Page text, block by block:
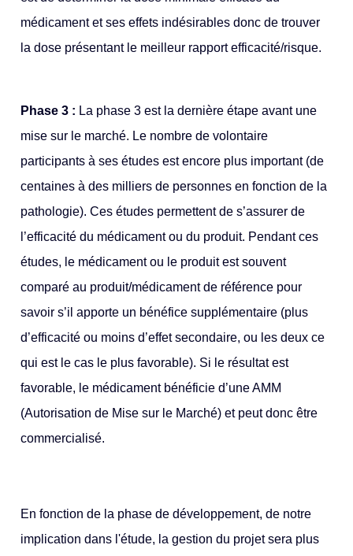
médicament et ses effets indésirables donc de trouver
la dose présentant le meilleur rapport efficacité/risque.
Phase 3 : La phase 3 est la dernière étape avant une
mise sur le marché. Le nombre de volontaire
participants à ses études est encore plus important (de
centaines à des milliers de personnes en fonction de la
pathologie). Ces études permettent de s’assurer de
l’efficacité du médicament ou du produit. Pendant ces
études, le médicament ou le produit est souvent
comparé au produit/médicament de référence pour
savoir s’il apporte un bénéfice supplémentaire (plus
d’efficacité ou moins d’effet secondaire, ou les deux ce
qui est le cas le plus favorable). Si le résultat est
favorable, le médicament bénéficie d’une AMM
(Autorisation de Mise sur le Marché) et peut donc être
commercialisé.
En fonction de la phase de développement, de notre
implication dans l'étude, la gestion du projet sera plus